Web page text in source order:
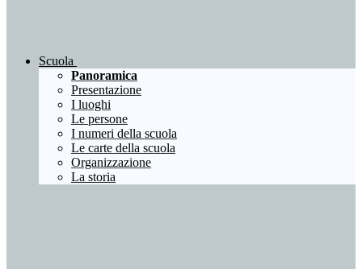
Scuola
Panoramica
Presentazione
I luoghi
Le persone
I numeri della scuola
Le carte della scuola
Organizzazione
La storia